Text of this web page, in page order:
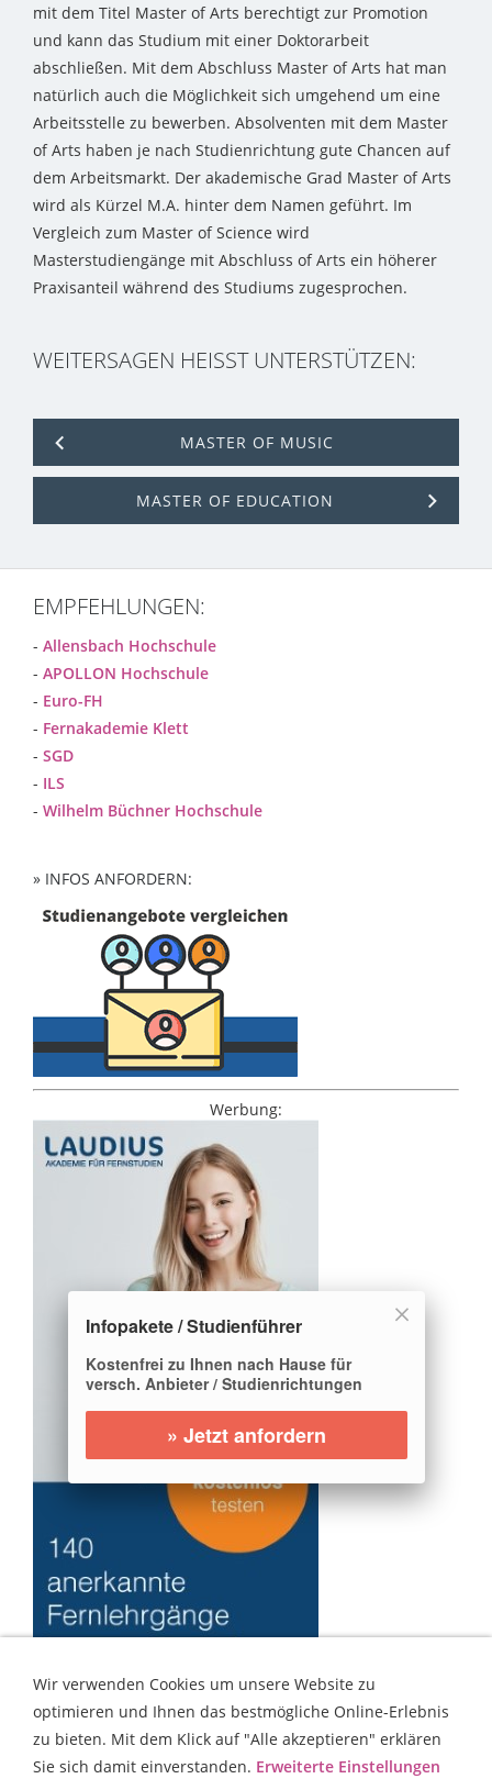
mit dem Titel Master of Arts berechtigt zur Promotion
und kann das Studium mit einer Doktorarbeit
abschließen. Mit dem Abschluss Master of Arts hat man
natürlich auch die Möglichkeit sich umgehend um eine
Arbeitsstelle zu bewerben. Absolventen mit dem Master
of Arts haben je nach Studienrichtung gute Chancen auf
dem Arbeitsmarkt. Der akademische Grad Master of Arts
wird als Kürzel M.A. hinter dem Namen geführt. Im
Vergleich zum Master of Science wird
Masterstudiengänge mit Abschluss of Arts ein höherer
Praxisanteil während des Studiums zugesprochen.
WEITERSAGEN HEISST UNTERSTÜTZEN:
MASTER OF MUSIC
MASTER OF EDUCATION
EMPFEHLUNGEN:
- Allensbach Hochschule
- APOLLON Hochschule
- Euro-FH
- Fernakademie Klett
- SGD
- ILS
- Wilhelm Büchner Hochschule
» INFOS ANFORDERN:
Werbung:
IMPRESSUM / DATENSCHUTZ
Wir verwenden Cookies um unsere Website zu
optimieren und Ihnen das bestmögliche Online-Erlebnis
zu bieten. Mit dem Klick auf "Alle akzeptieren" erklären
Sie sich damit einverstanden. Erweiterte Einstellungen
Infopakete / Studienführer
Kostenfrei zu Ihnen nach Hause für
versch. Anbieter / Studienrichtungen
» Jetzt anfordern